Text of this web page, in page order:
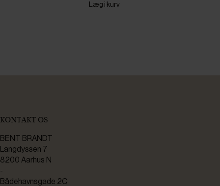
Læg i kurv
KONTAKT OS
BENT BRANDT
Langdyssen 7
8200 Aarhus N
-
Bådehavnsgade 2C